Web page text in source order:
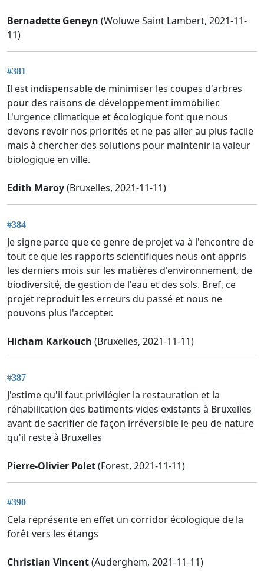
Bernadette Geneyn (Woluwe Saint Lambert, 2021-11-
11)
#381
Il est indispensable de minimiser les coupes d'arbres
pour des raisons de développement immobilier.
L'urgence climatique et écologique font que nous
devons revoir nos priorités et ne pas aller au plus facile
mais à chercher des solutions pour maintenir la valeur
biologique en ville.
Edith Maroy(Bruxelles, 2021-11-11)
#384
Je signe parce que ce genre de projet va à l'encontre de
tout ce que les rapports scientifiques nous ont appris
les derniers mois sur les matières d'environnement, de
biodiversité, de gestion de l'eau et des sols. Bref, ce
projet reproduit les erreurs du passé et nous ne
pouvons plus l'accepter.
Hicham Karkouch (Bruxelles, 2021-11-11)
#387
J'estime qu'il faut privilégier la restauration et la
réhabilitation des batiments vides existants à Bruxelles
avant de sacrifier de façon irréversible le peu de nature
qu'il reste à Bruxelles
Pierre-Olivier Polet(Forest, 2021-11-11)
#390
Cela représente en effet un corridor écologique de la
forêt vers les étangs
Christian Vincent(Auderghem, 2021-11-11)